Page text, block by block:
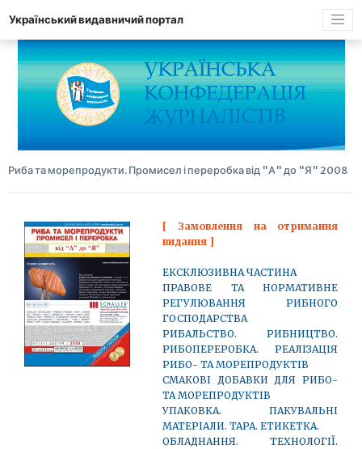
Український видавничий портал
Риба та морепродукти. Промисел і переробка від "А" до "Я" 2008
[ Замовлення на отримання
видання ]
ЕКСКЛЮЗИВНА ЧАСТИНА
ПРАВОВЕ ТА НОРМАТИВНЕ
РЕГУЛЮВАННЯ РИБНОГО
ГОСПОДАРСТВА
РИБАЛЬСТВО. РИБНИЦТВО.
РИБОПЕРЕРОБКА. РЕАЛІЗАЦІЯ
РИБО- ТА МОРЕПРОДУКТІВ
СМАКОВІ ДОБАВКИ ДЛЯ РИБО-
ТА МОРЕПРОДУКТІВ
УПАКОВКА. ПАКУВАЛЬНІ
МАТЕРІАЛИ. ТАРА. ЕТИКЕТКА.
ОБЛАДНАННЯ. ТЕХНОЛОГІЇ.